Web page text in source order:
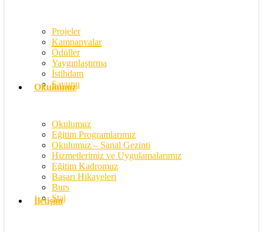
Projeler
Kampanyalar
Ödüller
Yaygınlaştırma
İstihdam
Savunu
Okulumuz
Okulumuz
Eğitim Programlarımız
Okulumuz – Sanal Gezinti
Hizmetlerimiz ve Uygulamalarımız
Eğitim Kadromuz
Başarı Hikayeleri
Burs
Staj
İletişim